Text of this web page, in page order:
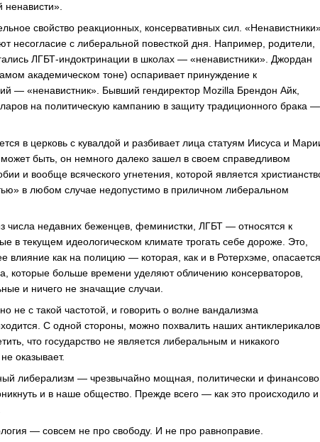
ненависти».
свойство реакционных, консервативных сил.
несогласие с либеральной повесткой дня. Например, родители,
ЛГБТ-индоктринации в школах — «ненавистники». Джордан
академическом тоне) оспаривает принуждение к
— «ненавистник». Бывший гендиректор Mozilla Брендон Айк,
на политическую кампанию в защиту традиционного брака —
в церковь с кувалдой и разбивает лица статуям Иисуса и
быть, он немного далеко зашел в своем справедливом
и вообще всяческого угнетения, которой является
в любом случае недопустимо в приличном либеральном
числа недавних беженцев, феминистки, ЛГБТ — относятся к
в текущем идеологическом климате трогать себе дороже. Это,
влияние как на полицию — которая, как и в Ротерхэме, опасается
которые больше времени уделяют обличению консерваторов,
и ничего не значащие случаи.
не с такой частотой, и говорить о волне вандализма
С одной стороны, можно похвалить наших антиклерикалов,
что государство не является либеральным и никакого
оказывает.
либерализм — чрезвычайно мощная, политически и финансово,
и в наше общество. Прежде всего — как это происходило и
— совсем не про свободу. И не про равноправие.